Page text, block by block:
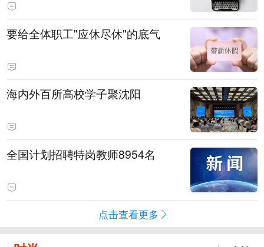
要给全体职工"应休尽休"的底气
海内外百所高校学子聚沈阳
全国计划招聘特岗教师8954名
点击查看更多